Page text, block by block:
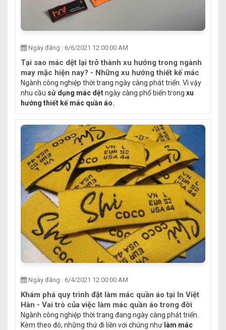
Ngày đăng : 6/6/2021 12:00:00 AM
Tại sao mác dệt lại trở thành xu hướng trong ngành
may mặc hiện nay? - Những xu hướng thiết kế mác
quần áo phổ biến hiện nay
Ngành công nghiệp thời trang ngày càng phát triển. Vì vậy
nhu cầu sử dụng mác dệtngày càng phổ biến trong xu
hướng thiết kế mác quần áo.
Ngày đăng : 6/4/2021 12:00:00 AM
Khám phá quy trình đặt làm mác quần áo tại In Việt
Hàn - Vai trò của việc làm mác quần áo trong đời
sống
Ngành công nghiệp thời trang đang ngày càng phát triển.
Kèm theo đó, những thứ đi liền với chúng như làm mác